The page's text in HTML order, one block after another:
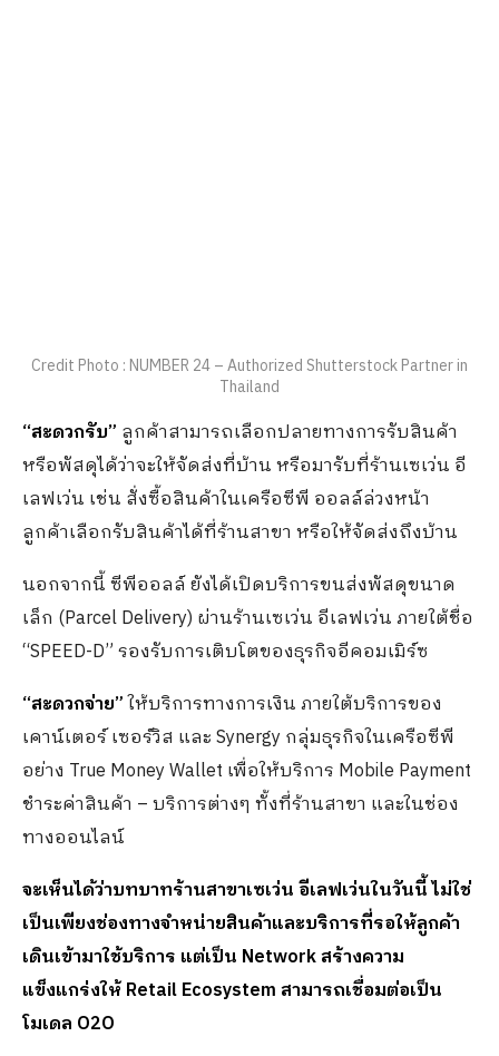
Credit Photo : NUMBER 24 – Authorized Shutterstock Partner in
Thailand
“สะดวกรับ” ลูกค้าสามารถเลือกปลายทางการรับสินค้า
หรือพัสดุได้ว่าจะให้จัดส่งที่บ้าน หรือมารับที่ร้านเซเว่น อี
เลฟเว่น เช่น สั่งซื้อสินค้าในเครือซีพี ออลล์ล่วงหน้า
ลูกค้าเลือกรับสินค้าได้ที่ร้านสาขา หรือให้จัดส่งถึงบ้าน
นอกจากนี้ ซีพีออลล์ ยังได้เปิดบริการขนส่งพัสดุขนาด
เล็ก (Parcel Delivery) ผ่านร้านเซเว่น อีเลฟเว่น ภายใต้ชื่อ
“SPEED-D” รองรับการเติบโตของธุรกิจอีคอมเมิร์ซ
“สะดวกจ่าย”ให้บริการทางการเงิน ภายใต้บริการของ
เคาน์เตอร์ เซอร์วิส และ Synergy กลุ่มธุรกิจในเครือซีพี
อย่าง True Money Wallet เพื่อให้บริการ Mobile Payment
ชำระค่าสินค้า – บริการต่างๆ ทั้งที่ร้านสาขา และในช่อง
ทางออนไลน์
จะเห็นได้ว่าบทบาทร้านสาขาเซเว่น อีเลฟเว่นในวันนี้ ไม่ใช่
เป็นเพียงช่องทางจำหน่ายสินค้าและบริการที่รอให้ลูกค้า
เดินเข้ามาใช้บริการ แต่เป็น Networkสร้างความ
แข็งแกร่งให้Retail Ecosystemสามารถเชื่อมต่อเป็น
โมเดล O2O